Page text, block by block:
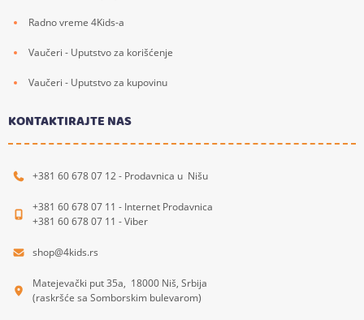
Radno vreme 4Kids-a
Vaučeri - Uputstvo za korišćenje
Vaučeri - Uputstvo za kupovinu
KONTAKTIRAJTE NAS
+381 60 678 07 12 - Prodavnica u Nišu
+381 60 678 07 11 - Internet Prodavnica
+381 60 678 07 11 - Viber
shop@4kids.rs
Matejevački put 35a, 18000 Niš, Srbija
(raskršće sa Somborskim bulevarom)